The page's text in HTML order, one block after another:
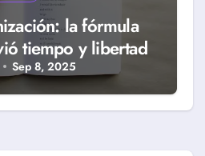
la fórmula
tiempo y libertad
Sep 8, 2025